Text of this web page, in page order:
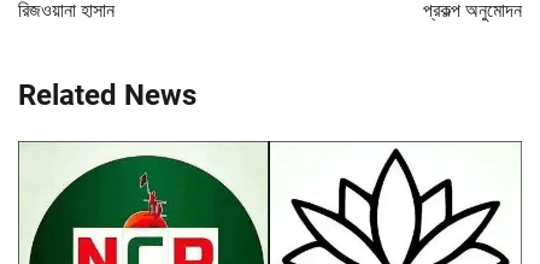
রিজওয়ানা হাসান প্রকল্প অনুমোদন
Related News